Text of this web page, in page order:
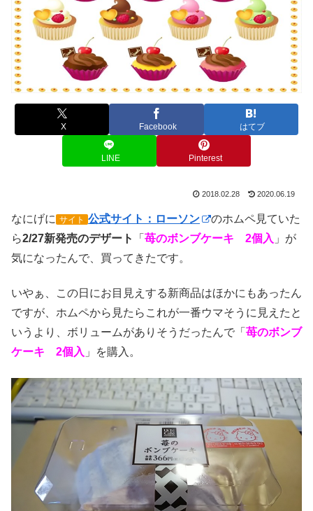
X Facebook はてブ
LINE Pinterest
2018.02.28 2020.06.19
なにげに サイト 公式サイト：ローソン
のホムペ見ていた
ら2/27新発売のデザート 「 苺のボンブケーキ 2個入 」が
気になったんで、買ってきたです。
いやぁ、この日にお目見えする新商品はほかにもあったん
ですが、ホムペから見たらこれが一番ウマそうに見えたと
いうより、ボリュームがありそうだったんで「 苺のボンブ
ケーキ 2個入 」を購入。